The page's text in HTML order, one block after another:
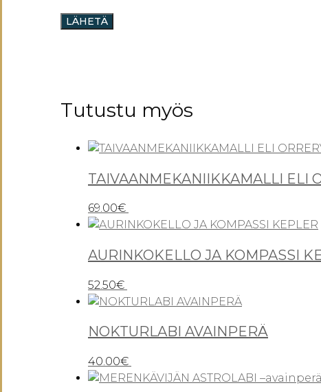
Tutustu myös
TAIVAANMEKANIIKKAMALLI ELI
69.00€
AURINKOKELLO JA KOMPASSI
52.50€
NOKTURLABI AVAINPERÄ
40.00€